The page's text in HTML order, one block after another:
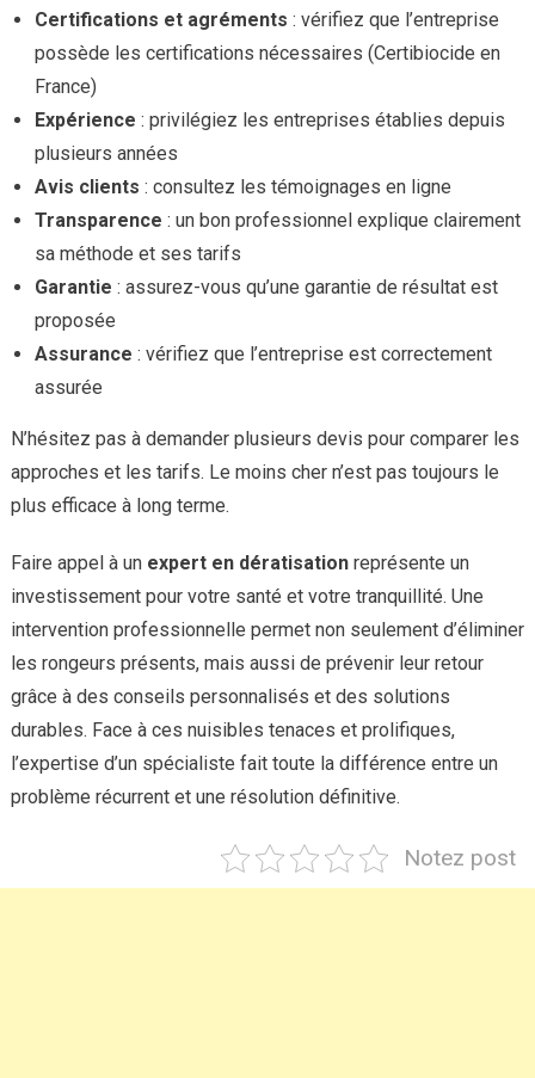
Certifications et agréments : vérifiez que l’entreprise
possède les certifications nécessaires (Certibiocide en
France)
Expérience : privilégiez les entreprises établies depuis
plusieurs années
Avis clients : consultez les témoignages en ligne
Transparence : un bon professionnel explique clairement
sa méthode et ses tarifs
Garantie : assurez-vous qu’une garantie de résultat est
proposée
Assurance : vérifiez que l’entreprise est correctement
assurée
N’hésitez pas à demander plusieurs devis pour comparer les
approches et les tarifs. Le moins cher n’est pas toujours le
plus efficace à long terme.
Faire appel à un expert en dératisationreprésente un
investissement pour votre santé et votre tranquillité. Une
intervention professionnelle permet non seulement d’éliminer
les rongeurs présents, mais aussi de prévenir leur retour
grâce à des conseils personnalisés et des solutions
durables. Face à ces nuisibles tenaces et prolifiques,
l’expertise d’un spécialiste fait toute la différence entre un
problème récurrent et une résolution définitive.
Notez post